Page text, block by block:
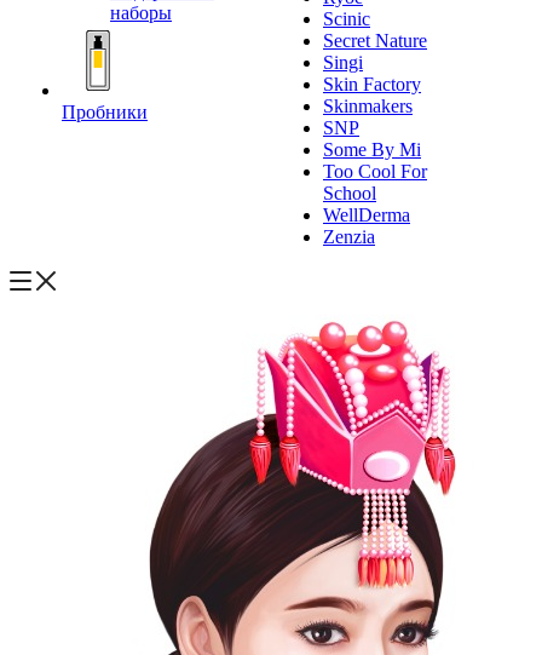
наборы
Пробники
Scinic
Secret Nature
Singi
Skin Factory
Skinmakers
SNP
Some By Mi
Too Cool For
School
WellDerma
Zenzia